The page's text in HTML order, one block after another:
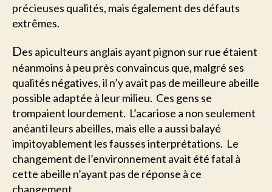
précieuses qualités, mais également des défauts
extrêmes.
Des apiculteurs anglais ayant pignon sur rue étaient
néanmoins à peu près convaincus que, malgré ses
qualités négatives, il n’y avait pas de meilleure abeille
possible adaptée à leur milieu. Ces gens se
trompaient lourdement. L’acariose a non seulement
anéanti leurs abeilles, mais elle a aussi balayé
impitoyablement les fausses interprétations. Le
changement de l’environnement avait été fatal à
cette abeille n’ayant pas de réponse à ce
changement.